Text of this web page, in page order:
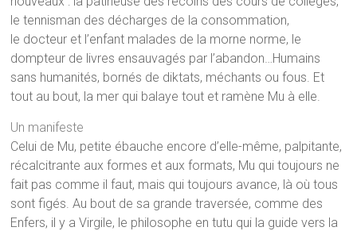
le tennisman des décharges de la consommation,
le docteur et l’enfant malades de la morne norme, le
dompteur de livres ensauvagés par l’abandon…Humains
sans humanités, bornés de diktats, méchants ou fous. Et
tout au bout, la mer qui balaye tout et ramène Mu à elle.
Un manifeste
Celui de Mu, petite ébauche encore d’elle-même, palpitante,
récalcitrante aux formes et aux formats, Mu qui toujours ne
fait pas comme il faut, mais qui toujours avance, là où tous
sont figés. Au bout de sa grande traversée, comme des
Enfers, il y a Virgile, le philosophe en tutu qui la guide vers la